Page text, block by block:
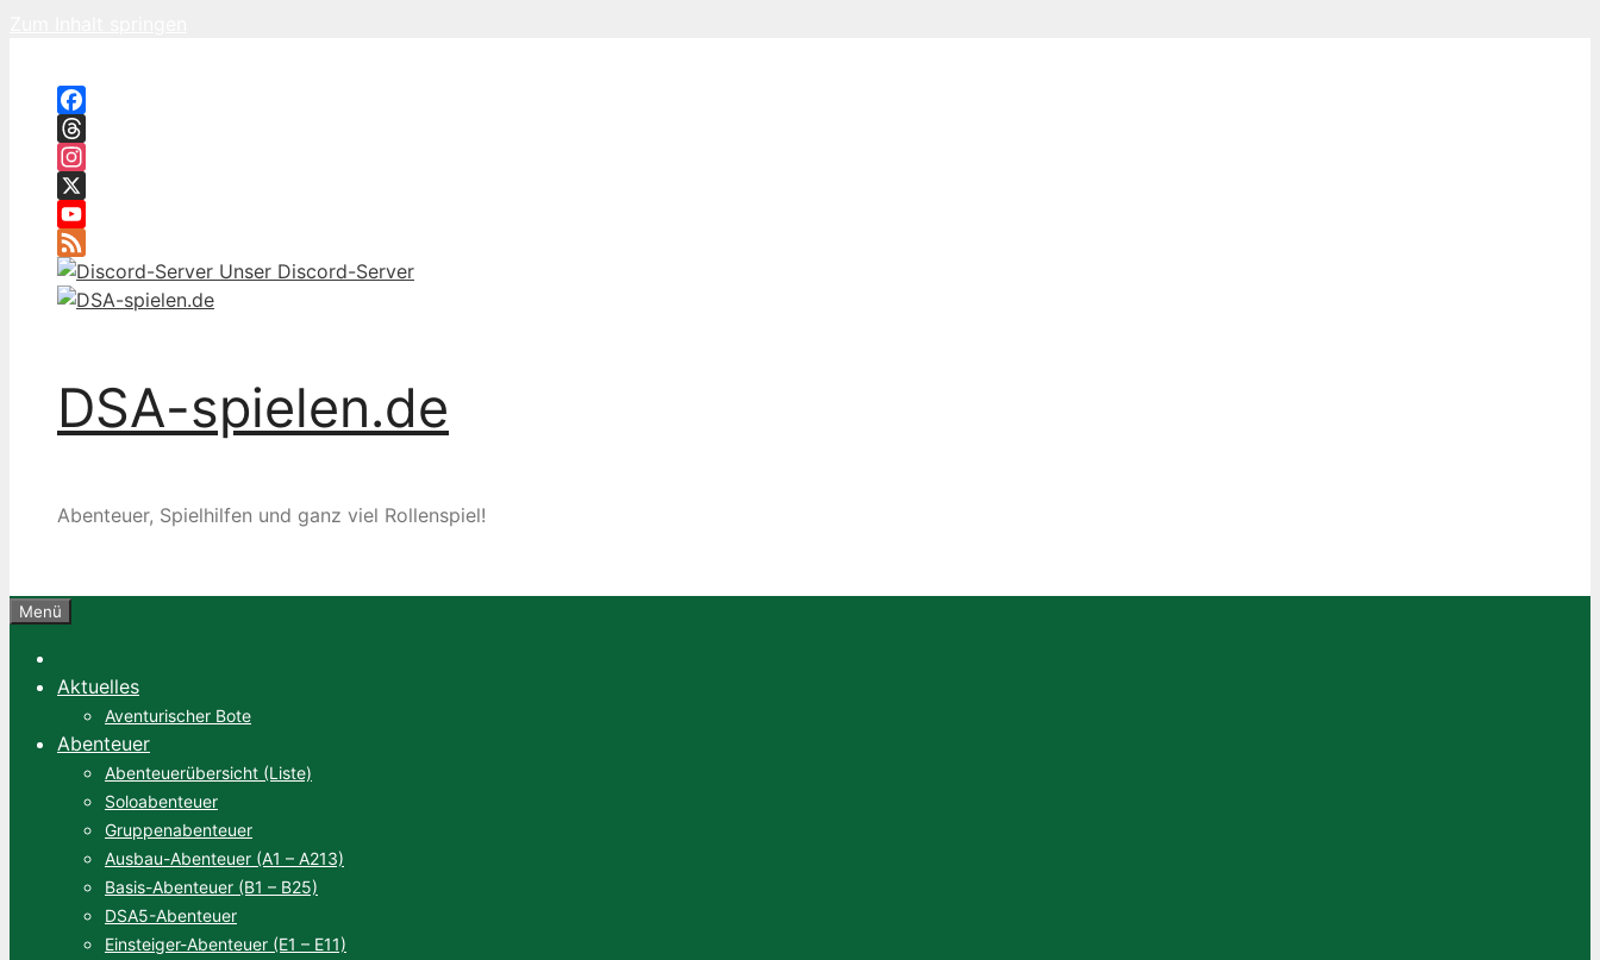
Facebook
Threads
Instagram
X
YouTube
Feed
Unser Discord-Server
DSA-spielen.de
Abenteuer, Spielhilfen und ganz viel Rollenspiel!
Menü
Aktuelles
Aventurischer Bote
Abenteuer
Abenteuerübersicht (Liste)
Soloabenteuer
Gruppenabenteuer
Ausbau-Abenteuer (A1 – A213)
Basis-Abenteuer (B1 – B25)
DSA5-Abenteuer
Einsteiger-Abenteuer (E1 – E11)